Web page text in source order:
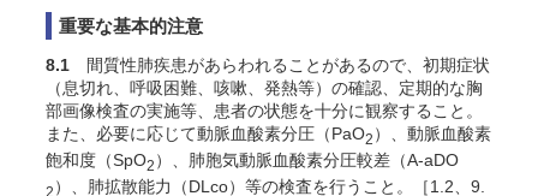
重要な基本的注意
8.1 間質性肺疾患があらわれることがあるので、初期症状
（息切れ、呼吸困難、咳嗽、発熱等）の確認、定期的な胸
部画像検査の実施等、患者の状態を十分に観察すること。
また、必要に応じて動脈血酸素分圧（PaO2 ）、動脈血酸素
飽和度（SpO2 ）、肺胞気動脈血酸素分圧較差（A-aDO
2 ）、肺拡散能力（DLco）等の検査を行うこと。［1.2、9.